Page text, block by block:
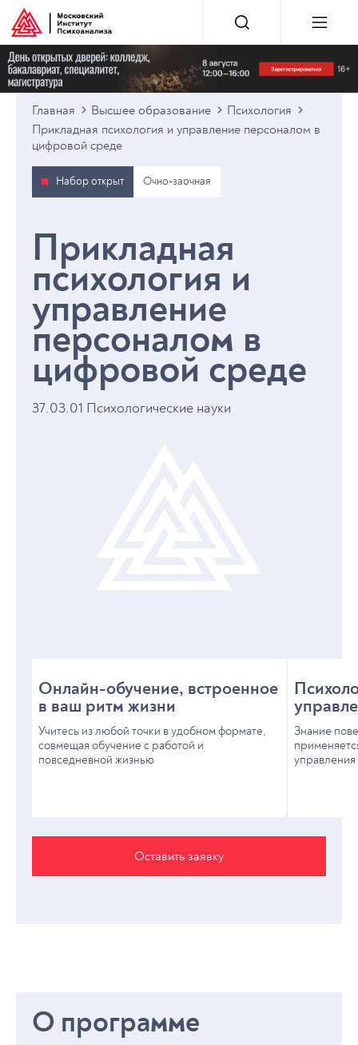
Главная Высшее образование
Психология
Прикладная психология и управление персоналом в
цифровой среде
Набор открыт Очно-заочная
Прикладная
психология и
управление
персоналом в
цифровой среде
37.03.01 Психологические науки
Онлайн-обучение, встроенное
в ваш ритм жизни
Учитесь из любой точки в удобном формате,
совмещая обучение с работой и
повседневной жизнью
Знание
Оставить заявку
О программе